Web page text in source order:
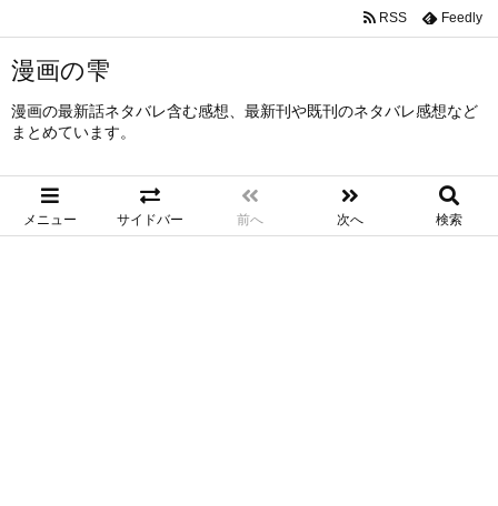
漫画の雫
漫画の最新話ネタバレ含む感想、最新刊や既刊のネタバレ感想など
まとめています。
メニュー サイドバー 前へ 次へ 検索
RSS Feedly